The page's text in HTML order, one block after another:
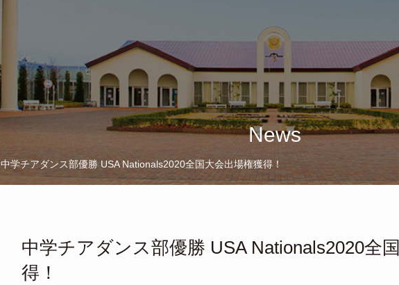
News
中学チアダンス部優勝 USA Nationals2020全国大会出場権獲得！
中学チアダンス部優勝 USA Nationals2020全
得！